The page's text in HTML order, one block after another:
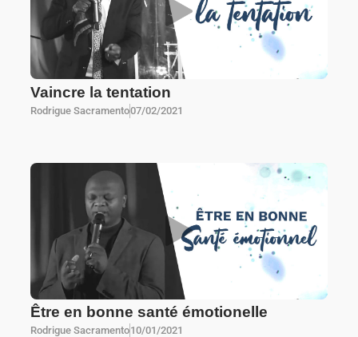
Vaincre la tentation
Rodrigue Sacramento07/02/2021
Être en bonne santé émotionelle
Rodrigue Sacramento10/01/2021